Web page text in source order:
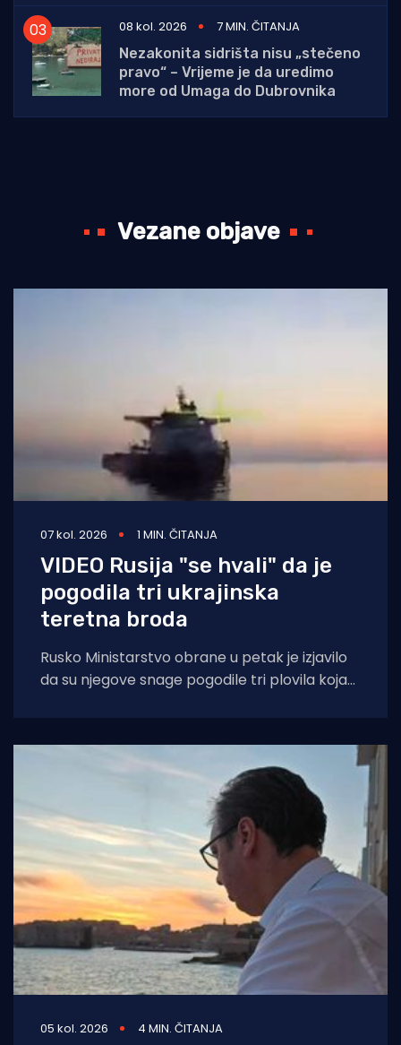
08 kol. 2026
7 MIN. ČITANJA
Nezakonita sidrišta nisu „stečeno
pravo“ – Vrijeme je da uredimo
more od Umaga do Dubrovnika
Vezane objave
07 kol. 2026 1 MIN. ČITANJA
VIDEO Rusija "se hvali" da je
pogodila tri ukrajinska
teretna broda
Rusko Ministarstvo obrane u petak je izjavilo
da su njegove snage pogodile tri plovila koja
05 kol. 2026 4 MIN. ČITANJA